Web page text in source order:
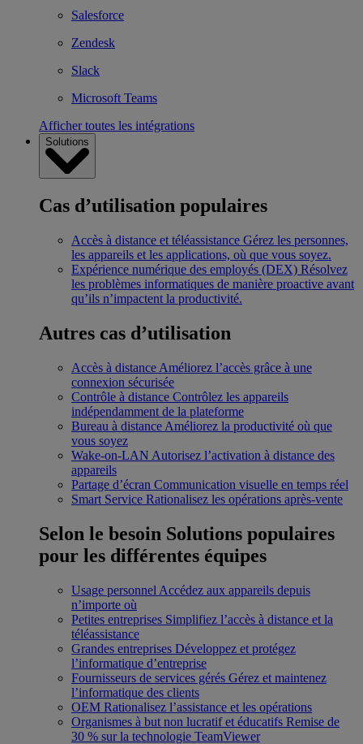
Salesforce
Zendesk
Slack
Microsoft Teams
Afficher toutes les intégrations
Solutions
Cas d’utilisation populaires
Accès à distance et téléassistance Gérez les personnes,
les appareils et les applications, où que vous soyez.
Expérience numérique des employés (DEX) Résolvez
les problèmes informatiques de manière proactive avant
qu’ils n’impactent la productivité.
Autres cas d’utilisation
Accès à distance Améliorez l’accès grâce à une
connexion sécurisée
Contrôle à distance Contrôlez les appareils
indépendamment de la plateforme
Bureau à distance Améliorez la productivité où que
vous soyez
Wake-on-LAN Autorisez l’activation à distance des
appareils
Partage d’écran Communication visuelle en temps réel
Smart Service Rationalisez les opérations après-vente
Selon le besoin Solutions populaires
pour les différentes équipes
Usage personnel Accédez aux appareils depuis
n’importe où
Petites entreprises Simplifiez l’accès à distance et la
téléassistance
Grandes entreprises Développez et protégez
l’informatique d’entreprise
Fournisseurs de services gérés Gérez et maintenez
l’informatique des clients
OEM Rationalisez l’assistance et les opérations
Organismes à but non lucratif et éducatifs Remise de
30 % sur la technologie TeamViewer